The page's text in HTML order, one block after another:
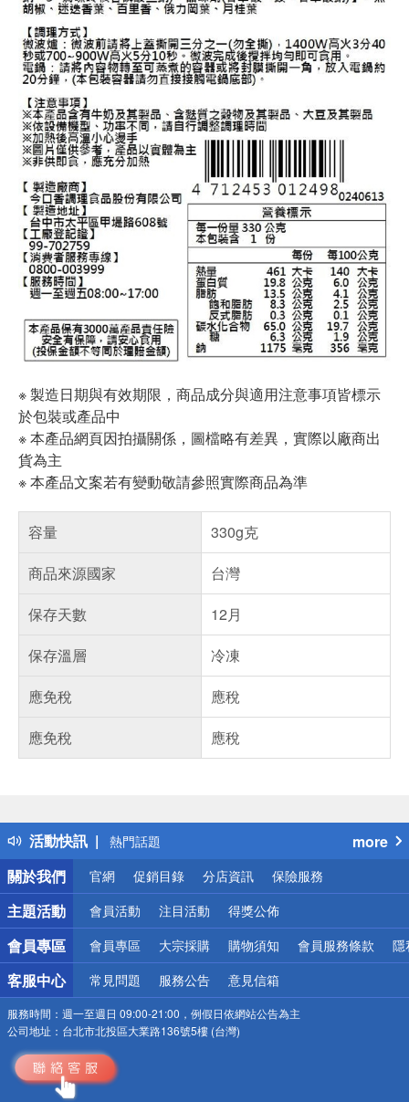
※ 製造日期與有效期限，商品成分與適用注意事項皆標示
於包裝或產品中
※ 本產品網頁因拍攝關係，圖檔略有差異，實際以廠商出
貨為主
※ 本產品文案若有變動敬請參照實際商品為準
容量
330g克
商品來源國家
台灣
保存天數
12月
保存溫層
冷凍
應免稅
應稅
應免稅
應稅
活動快訊
得獎公告
熱門話題
銀行優惠
偏遠地區配送
詐騙網頁！請小心！
more
關於我們
官網 促銷目錄 分店資訊 保險服務
主題活動 會員活動 注目活動 得獎公佈
會員專區 會員專區 大宗採購 購物須知 會員服務條款 隱
客服中心 常見問題 服務公告 意見信箱
服務時間： 週一至週日 09:00-21:00，例假日依網站公告為主
公司地址： 台北市北投區大業路136號5樓 (台灣)